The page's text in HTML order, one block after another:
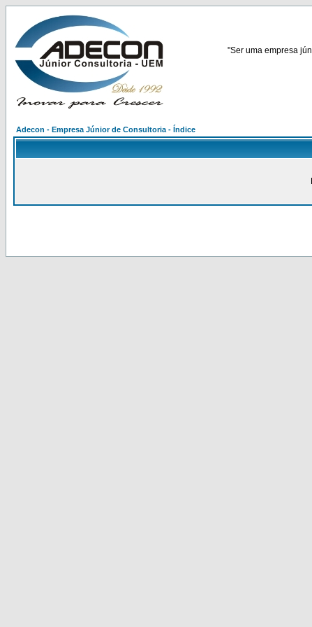
"Ser uma empresa
Adecon - Empresa Júnior de Consultoria - Índice